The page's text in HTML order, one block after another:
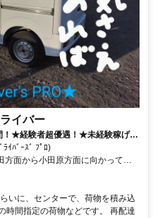
イバー
★経験者超優遇！★未経験稼げる
不要0円でスタート★
ｲﾊﾞｰｽﾞ ﾌﾟﾛ)
車で1〜2分。
いに、センターで、荷物を積み込
時間指定の荷物などです。 再配達